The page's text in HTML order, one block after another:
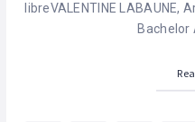
libreVALENTINE
Bachelor